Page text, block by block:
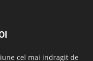
cel mai indragit de